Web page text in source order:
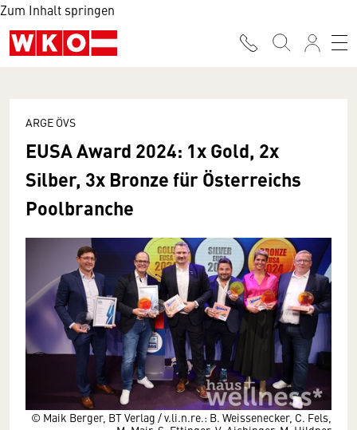
Zum Inhalt springen
© Maik Berger, BT Verlag / v.li.n.re.: B. Weissenecker, C. Fels,
ARGE ÖVS
EUSA Award 2024: 1x Gold, 2x
Silber, 3x Bronze für Österreichs
Poolbranche